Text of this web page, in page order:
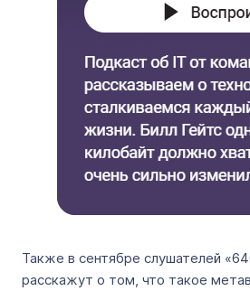
Также в сентябре слушателей
расскажут о том, что такое